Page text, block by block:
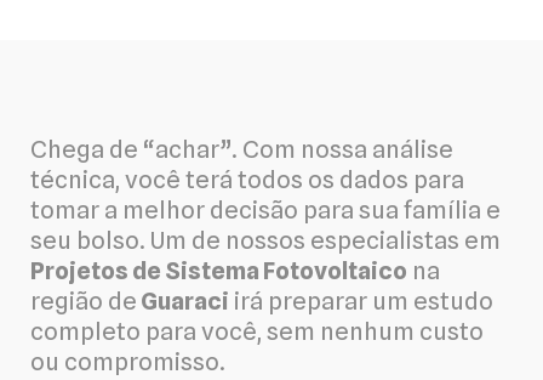
Chega de “achar”. Com nossa análise
técnica, você terá todos os dados para
tomar a melhor decisão para sua família e
seu bolso. Um de nossos especialistas em
Projetos de Sistema Fotovoltaico na
região de Guaraci irá preparar um estudo
completo para você, sem nenhum custo
ou compromisso.